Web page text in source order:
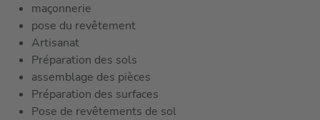
maçonnerie
pose du revêtement
Artisanat
Préparation des sols
assemblage des pièces
Préparation des surfaces
Pose de revêtements de sol